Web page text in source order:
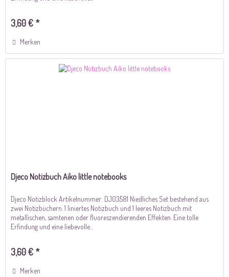
3,60 € *
Merken
Djeco Notizbuch Aiko little notebooks
Djeco Notizblock Artikelnummer: DJ03581 Niedliches Set bestehend aus
zwei Notizbüchern. 1 liniertes Notizbuch und 1 leeres Notizbuch mit
metallischen, samtenen oder fluoreszendierenden Effekten. Eine tolle
Erfindung und eine liebevolle...
3,60 € *
Merken